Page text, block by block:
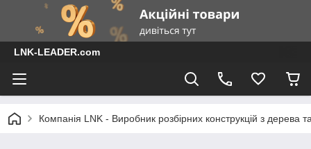
LNK-LEADER.com
Компанія LNK - Виробник розбірних конструкцій з дерева